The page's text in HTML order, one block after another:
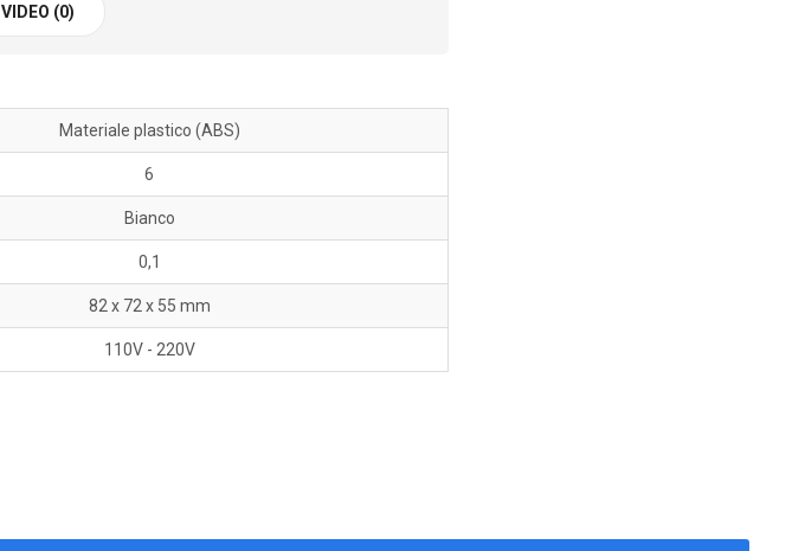
VIDEO (0)
Materiale plastico (ABS)
6
Bianco
0,1
82 x 72 x 55 mm
110V - 220V